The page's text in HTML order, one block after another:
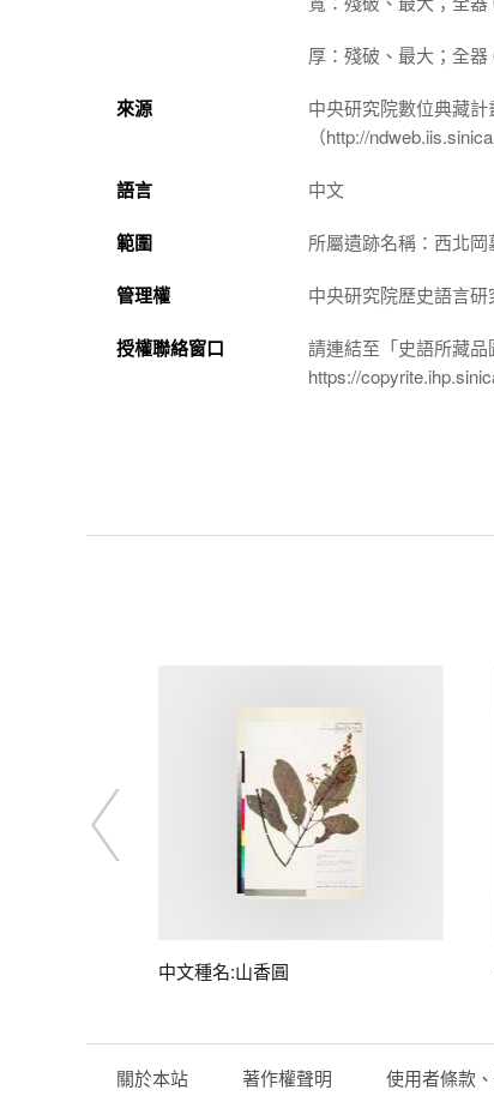
厚：殘破、最大；全器
來源
中央研究院數位典藏
（http://
語言 中文
範圍 所屬遺跡名稱：西北岡
管理權 中央研究院歷史語言研
授權聯絡窗口
請連結至「史語所藏品
https://
中文種名:山香圓
關於本站 著作權聲明 使用者條款